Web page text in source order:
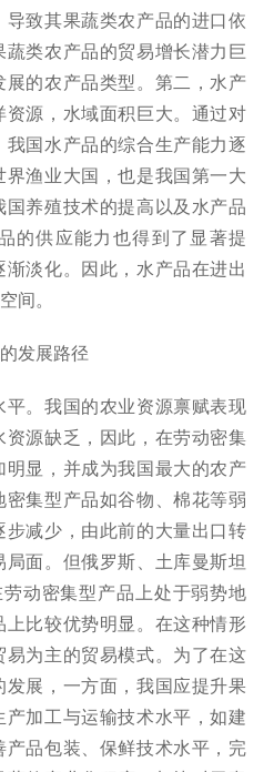
致其果蔬类农产品的进口依
类农产品的贸易增长潜力巨
的农产品类型。第二，水产
源，水域面积巨大。通过对
国水产品的综合生产能力逐
渔业大国，也是我国第一大
养殖技术的提高以及水产品
的供应能力也得到了显著提
淡化。因此，水产品在进出
间。
发展路径
。我国的农业资源禀赋表现
源缺乏，因此，在劳动密集
显，并成为我国最大的农产
集型产品如谷物、棉花等弱
减少，由此前的大量出口转
面。但俄罗斯、土库曼斯坦
动密集型产品上处于弱势地
比较优势明显。在这种情形
为主的贸易模式。为了在这
展，一方面，我国应提升果
加工与运输技术水平，如建
品包装、保鲜技术水平，完